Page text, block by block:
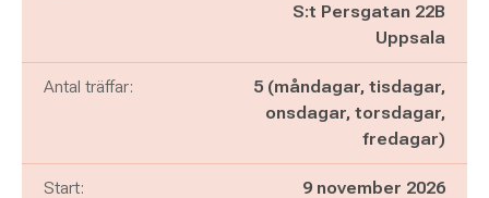
S:t Persgatan 22B
Uppsala
Antal träffar:
5 (måndagar, tisdagar,
onsdagar, torsdagar,
fredagar)
Start: 9 november 2026